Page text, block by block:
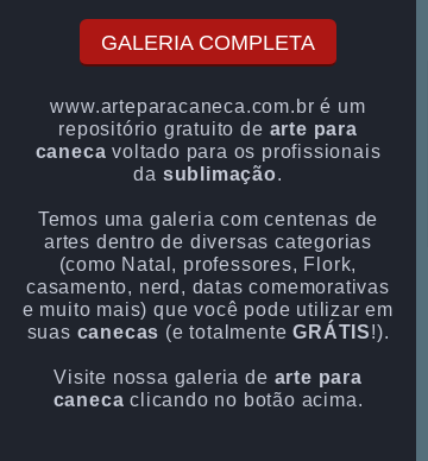
GALERIA COMPLETA
www.arteparacaneca.com.br é um
repositório gratuito de arte para
caneca voltado para os profissionais
da sublimação.
Temos uma galeria com centenas de
artes dentro de diversas categorias
(como Natal, professores, Flork,
casamento, nerd, datas comemorativas
e muito mais) que você pode utilizar em
suas canecas (e totalmenteGRÁTIS!).
Visite nossa galeria de arte para
caneca clicando no botão acima.